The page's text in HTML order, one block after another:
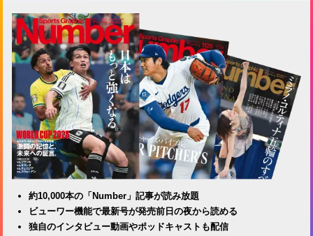
約10,000本の「Number」記事が読み放題
ビューワー機能で最新号が発売前日の夜から読める
独自のインタビュー動画やポッドキャストも配信